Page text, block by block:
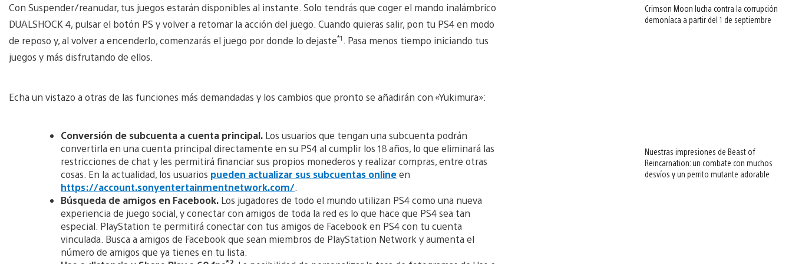
Con Suspender/reanudar, tus juegos estarán disponibles al instante. Solo tendrás que coger el mando inalámbrico
DUALSHOCK 4, pulsar el botón PS y volver a retomar la acción del juego. Cuando quieras salir, pon tu PS4 en modo
de reposo y, al volver a encenderlo, comenzarás el juego por donde lo dejaste*1
. Pasa menos tiempo iniciando tus
juegos y más disfrutando de ellos.
Echa un vistazo a otras de las funciones más demandadas y los cambios que pronto se añadirán con «Yukimura»:
Conversión de subcuenta a cuenta principal. Los usuarios que tengan una subcuenta podrán
convertirla en una cuenta principal directamente en su PS4 al cumplir los 18 años, lo que eliminará las
restricciones de chat y les permitirá financiar sus propios monederos y realizar compras, entre otras
cosas. En la actualidad, los usuarios pueden actualizar sus subcuentas onlineen
https://account.sonyentertainmentnetwork.com/
Búsqueda de amigos en Facebook. Los jugadores de todo el mundo utilizan PS4 como una nueva
experiencia de juego social, y conectar con amigos de toda la red es lo que hace que PS4 sea tan
especial. PlayStation te permitirá conectar con tus amigos de Facebook en PS4 con tu cuenta
vinculada. Busca a amigos de Facebook que sean miembros de PlayStation Network y aumenta el
número de amigos que ya tienes en tu lista.
*2
Crimson Moon lucha contra la corrupción
demoníaca a partir del 1 de septiembre
Nuestras impresiones de Beast of
Reincarnation: un combate con muchos
desvíos y un perrito mutante adorable